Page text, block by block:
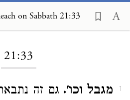
on Sabbath 21:33
21:33
1 מגבל וכו'. גם זה